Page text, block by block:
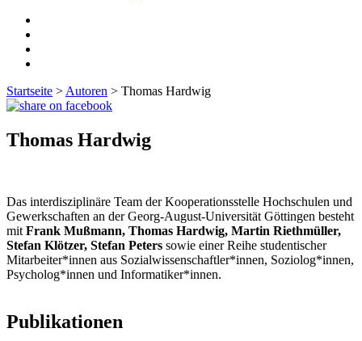
Startseite > Autoren > Thomas Hardwig
Thomas Hardwig
Das interdisziplinäre Team der Kooperationsstelle Hochschulen und
Gewerkschaften an der Georg-August-Universität Göttingen besteht
mit Frank Mußmann, Thomas Hardwig, Martin Riethmüller,
Stefan Klötzer, Stefan Peters sowie einer Reihe studentischer
Mitarbeiter*innen aus Sozialwissenschaftler*innen, Soziolog*innen,
Psycholog*innen und Informatiker*innen.
Publikationen